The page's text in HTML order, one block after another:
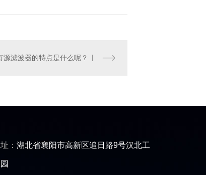
源滤波器的特点是什么呢？
：湖北省襄阳市高新区追日路9号汉北工